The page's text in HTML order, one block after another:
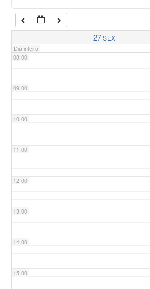
27SEX
Dia inteiro
07:00
08:00
09:00
10:00
11:00
12:00
13:00
14:00
15:00